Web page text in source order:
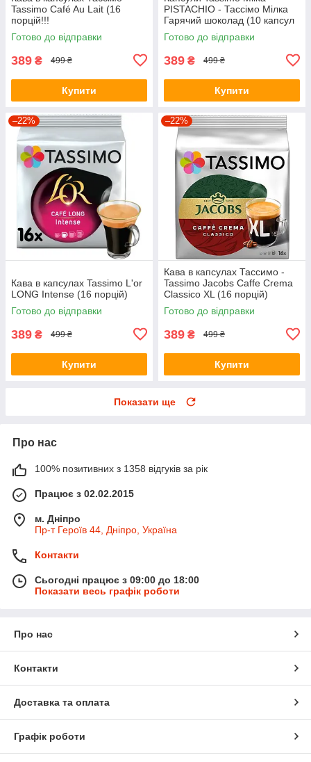
Tassimo Café Au Lait (16
порцій!!!
Готово до відправки
389 ₴ 499 ₴
Купити
PISTACHIO - Тассімо Мілка
Гарячий шоколад (10 капсул
= 10 порцій = 160 грамів)
Готово до відправки
389 ₴ 499 ₴
Купити
–22%
Кава в капсулах Tassimo L'or
LONG Intense (16 порцій)
Готово до відправки
389 ₴ 499 ₴
Купити
–22%
Кава в капсулах Тассимо -
Tassimo Jacobs Caffe Crema
Classico XL (16 порцій)
Готово до відправки
389 ₴ 499 ₴
Купити
Показати ще
Про нас
100% позитивних з 1358 відгуків за рік
Працює з 02.02.2015
м. Дніпро
Пр-т Героїв 44, Дніпро, Україна
Контакти
Сьогодні працює з 09:00 до 18:00
Показати весь графік роботи
Про нас
Контакти
Доставка та оплата
Графік роботи